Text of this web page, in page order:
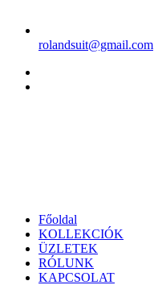
rolandsuit@gmail.com
Főoldal
KOLLEKCIÓK
ÜZLETEK
RÓLUNK
KAPCSOLAT